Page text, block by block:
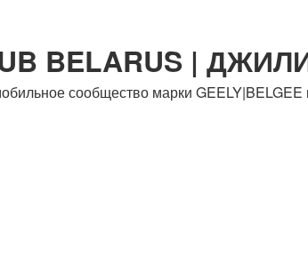
BELARUS |
сообщество марки GEELY|BELGEE